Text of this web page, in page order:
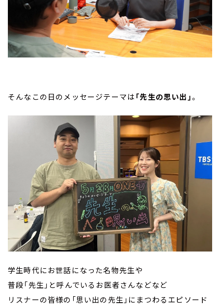
そんなこの日のメッセージテーマは 「先生の思い出」。
学生時代にお世話になった名物先生や
普段「先生」と呼んでいるお医者さんなどなど
リスナーの皆様の「思い出の先生」にまつわるエピソード